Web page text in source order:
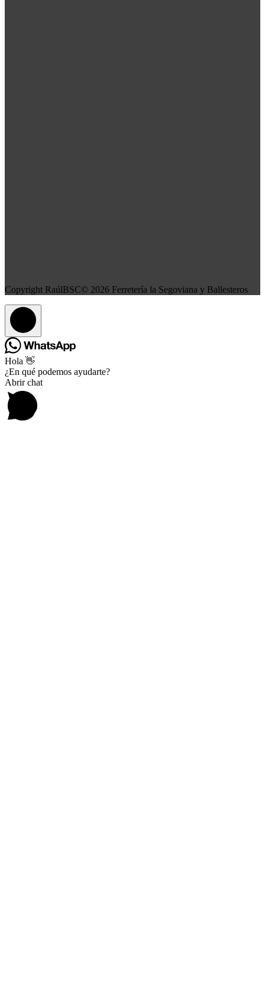
Copyright RaúlBSC© 2026 Ferretería la Segoviana y Ballesteros
Hola 👋
¿En qué podemos ayudarte?
Abrir chat